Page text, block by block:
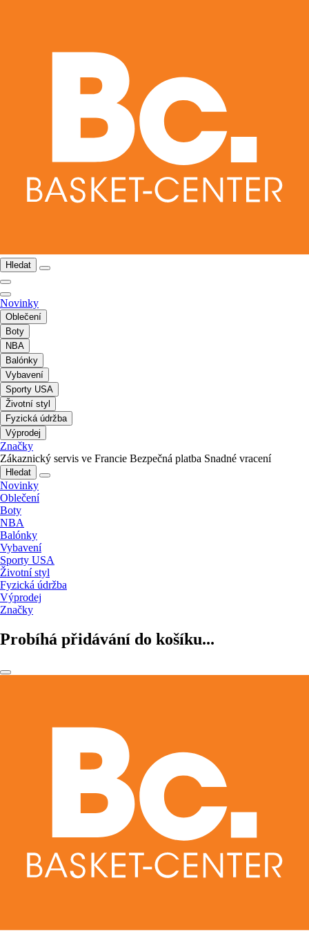
Hledat
Novinky
Oblečení
Boty
NBA
Balónky
Vybavení
Sporty USA
Životní styl
Fyzická údržba
Výprodej
Značky
Zákaznický servis ve Francie Bezpečná platba Snadné vracení
Hledat
Novinky
Oblečení
Boty
NBA
Balónky
Vybavení
Sporty USA
Životní styl
Fyzická údržba
Výprodej
Značky
Probíhá přidávání do košíku...